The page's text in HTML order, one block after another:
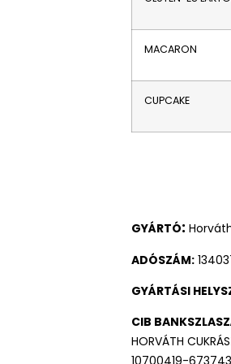
MACARON
CUPCAKE
GYÁRTÓ:
ADÓSZÁM:
GYÁRTÁSI
CIB
HORVÁTH